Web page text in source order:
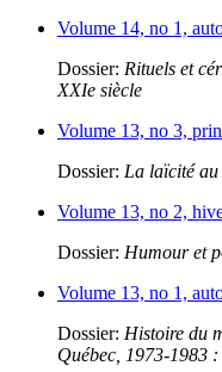
Volume 14, no 1,
Dossier: Rituels et
XXIe siècle
Volume 13, no 3,
Dossier: La laïcité au
Volume 13, no 2,
Dossier: Humour et
Volume 13, no 1,
Dossier: Histoire du
Québec, 1973-1983